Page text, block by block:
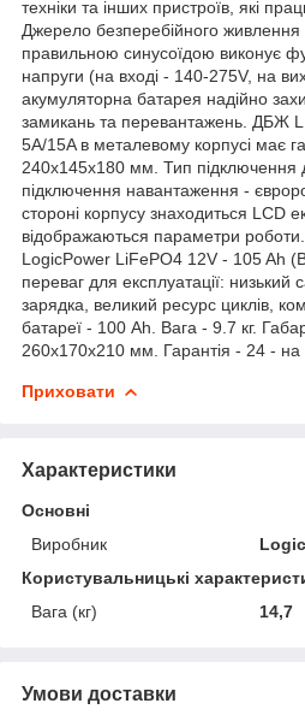
техніки та інших пристроїв, які
Джерело безперебійного живлення
правильною синусоїдою виконує
напруги (на вході - 140-275V, на
акумуляторна батарея надійно
замикань та перевантажень. ДБЖ
5A/15A в металевому корпусі має
240х145х180 мм. Тип підключення
підключення навантаження -
стороні корпусу знаходиться LСD
відображаються параметри
LogicPower LiFePO4 12V - 105 Ah
переваг для експлуатації:
зарядка, великий ресурс циклів,
батареї - 100 Ah. Вага - 9.7 кг.
260х170х210 мм. Гарантія - 24 -
Приховати
Характеристики
Основні
Виробник
Користувальницькі
Вага (кг)
14,7
Умови доставки